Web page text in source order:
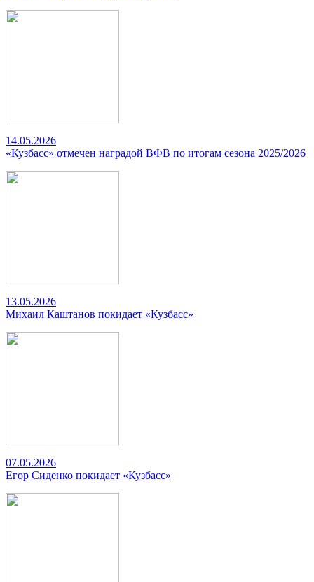
14.05.2026
«Кузбасс» отмечен наградой ВФВ по итогам сезона 2025/2026
13.05.2026
Михаил Каштанов покидает «Кузбасс»
07.05.2026
Егор Сиденко покидает «Кузбасс»